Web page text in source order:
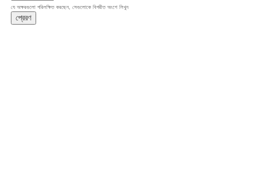
যে অক্ষরগুলো পরিলক্ষিত করছেন, সেগুলোকে বিপরীত অংশে লিখুন